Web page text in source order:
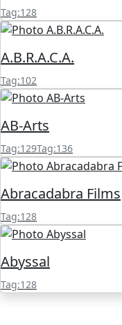
Tag:128
A.B.R.A.C.A.
Tag:102
AB-Arts
Tag:129Tag:136
Abracadabra Films
Tag:128
Abyssal
Tag:128